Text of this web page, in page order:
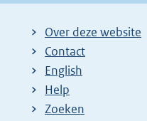
Over deze website
Contact
English
Help
Zoeken